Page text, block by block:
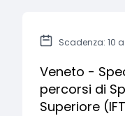
Scadenza: 10
Veneto -
percorsi di
Superiore